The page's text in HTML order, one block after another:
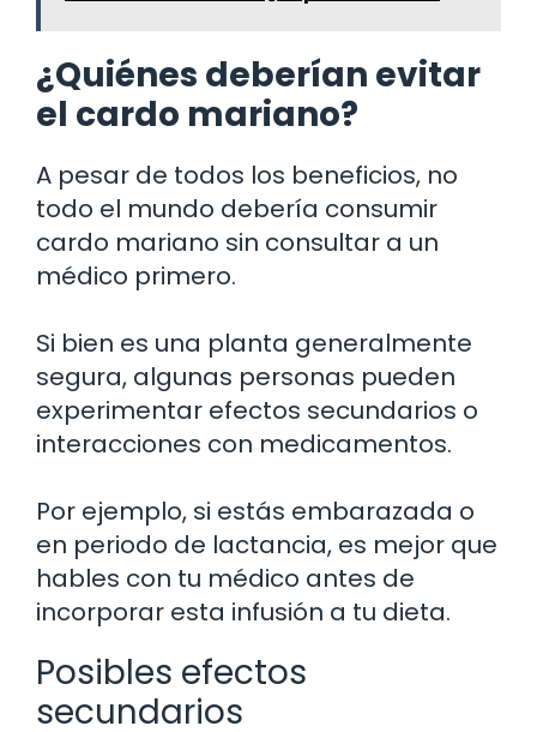
¿Quiénes deberían evitar
el cardo mariano?
A pesar de todos los beneficios, no
todo el mundo debería consumir
cardo mariano sin consultar a un
médico primero.
Si bien es una planta generalmente
segura, algunas personas pueden
experimentar efectos secundarios o
interacciones con medicamentos.
Por ejemplo, si estás embarazada o
en periodo de lactancia, es mejor que
hables con tu médico antes de
incorporar esta infusión a tu dieta.
Posibles efectos
secundarios